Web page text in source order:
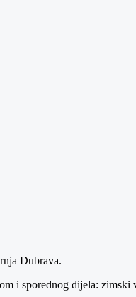
Dubrava.
i sporednog dijela: